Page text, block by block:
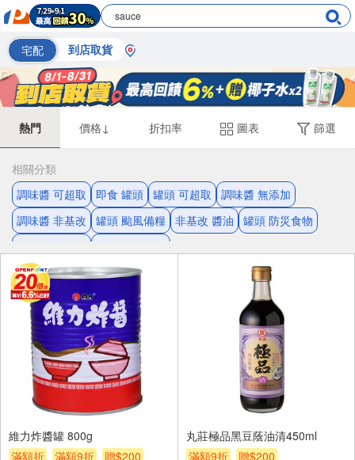
宅配 到店取貨
熱門 價格↓ 折扣率 圖表 篩選
相關分類
調味醬 可超取
即食 罐頭 罐頭 可超取
調味醬 無添加
調味醬 非基改
罐頭 颱風備糧 非基改 醬油
罐頭 防災食物
維力炸醬罐 800g
滿額折
滿額9折 贈$200
丸莊極品黑豆蔭油清450ml
滿額9折
贈$200